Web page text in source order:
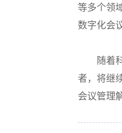
等多个领
数字化会
随着
者，将继
会议管理